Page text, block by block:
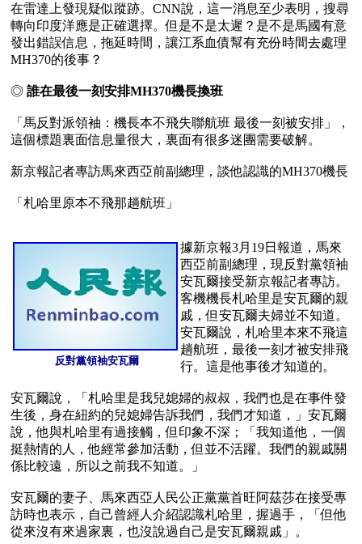
在雷達上發現疑似蹤跡。CNN說，這一消息至少表明，搜尋
轉向印度洋應是正確選擇。但是不是太遲？是不是馬國有意
發出錯誤信息，拖延時間，讓江系血債幫有充份時間去處理
MH370的後事？
◎ 誰在最後一刻安排MH370機長換班
「馬反對派領袖：機長本不飛失聯航班 最後一刻被安排」，
這個標題裏面信息量很大，裏面有很多迷團需要破解。
新京報記者專訪馬來西亞前副總理，談他認識的MH370機長
「札哈里原本不飛那趟航班」
反對黨領袖安瓦爾
據新京報3月19日報道，馬來
西亞前副總理，現反對黨領袖
安瓦爾接受新京報記者專訪。
客機機長札哈里是安瓦爾的親
戚，但安瓦爾夫婦並不知道。
安瓦爾說，札哈里本來不飛這
趟航班，最後一刻才被安排飛
行。這是他事後才知道的。
安瓦爾說，「札哈里是我兒媳婦的叔叔，我們也是在事件發
生後，身在紐約的兒媳婦告訴我們，我們才知道，」安瓦爾
說，他與札哈里有過接觸，但印象不深；「我知道他，一個
挺熱情的人，他經常參加活動，但並不活躍。我們的親戚關
係比較遠，所以之前我不知道。」
安瓦爾的妻子、馬來西亞人民公正黨黨首旺阿茲莎在接受專
訪時也表示，自己曾經人介紹認識札哈里，握過手，「但他
從來沒有來過家裏，也沒說過自己是安瓦爾親戚」。